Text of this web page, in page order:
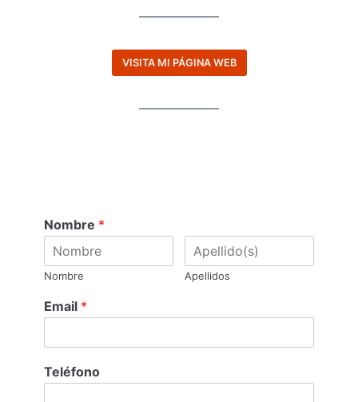
VISITA MI PÁGINA WEB
Nombre *
Nombre Apellidos
Email *
Teléfono